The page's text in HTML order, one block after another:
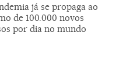
já se propaga ao
de 100.000 novos
por dia no mundo